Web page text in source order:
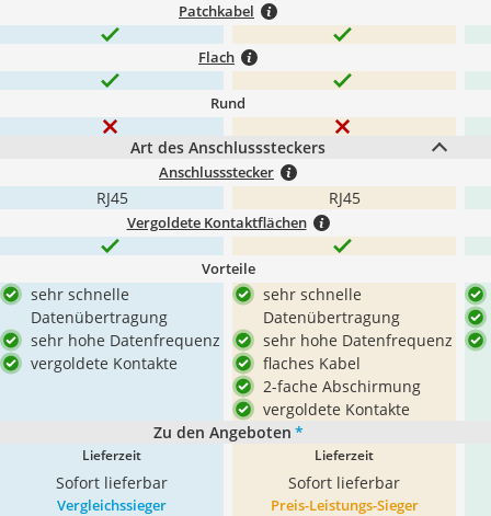
Patchkabel
Flach
Rund
Art des Anschlusssteckers
Anschlussstecker
RJ45 RJ45
Vergoldete Kontaktflächen
Vorteile
sehr schnelle
Datenübertragung
sehr hohe Datenfrequenz
vergoldete Kontakte
sehr schnelle
Datenübertragung
sehr hohe Datenfrequenz
flaches Kabel
2-fache Abschirmung
vergoldete Kontakte
Zu den Angeboten *
Lieferzeit
Sofort lieferbar
Lieferzeit
Sofort lieferbar
Vergleichssieger Preis-Leistungs-Sieger